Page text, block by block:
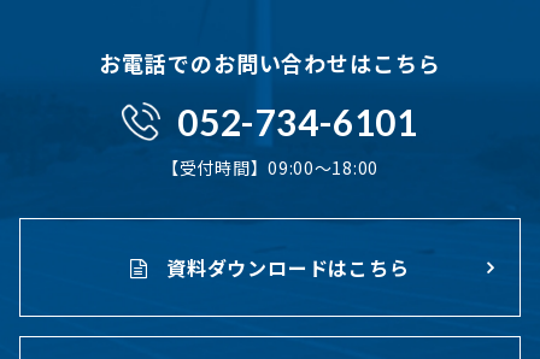
お電話でのお問い合わせはこちら
052-734-6101
【受付時間】09:00〜18:00
資料ダウンロードはこちら